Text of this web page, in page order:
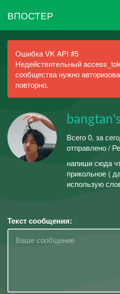
ВПОСТЕР
Ошибка VK API #5
Недействительный
сообщества нужно
повторно.
Всего 0, за
отправлено /
напиши сюда
прикольное (
использую
Текст сообщения: